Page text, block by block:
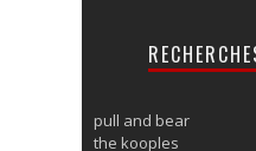
pull and bear
the kooples